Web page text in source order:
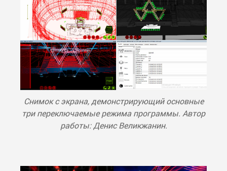
Снимок с экрана, демонстрирующий основные
три переключаемые режима программы. Автор
работы: Денис Великжанин.